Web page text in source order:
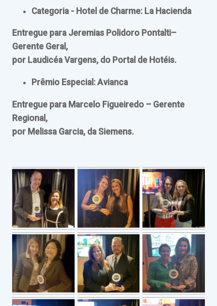
Categoria - Hotel de Charme: La Hacienda
Entregue para Jeremias Polidoro Pontalti–
Gerente Geral,
por Laudicéa Vargens, do Portal de Hotéis.
Prêmio Especial: Avianca
Entregue para Marcelo Figueiredo – Gerente
Regional,
por Melissa Garcia, da Siemens.